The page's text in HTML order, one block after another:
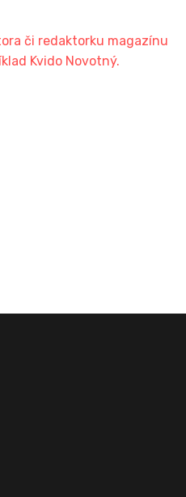
či redaktorku magazínu
Kvido Novotný.